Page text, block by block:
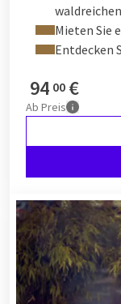
Mieten Sie
Entdecken
94 00 €
Ab Preis